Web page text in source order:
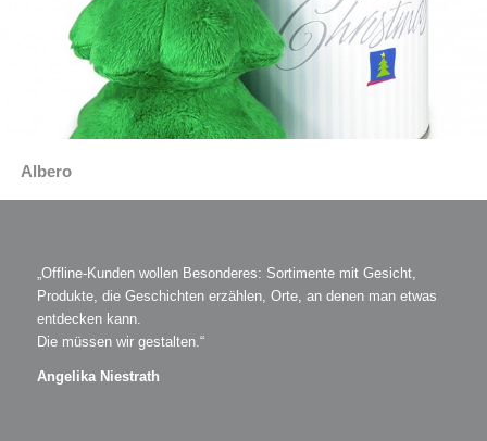
Albero
„Offline-Kunden wollen Besonderes: Sortimente mit Gesicht,
Produkte, die Geschichten erzählen, Orte, an denen man etwas
entdecken kann.
Die müssen wir gestalten.“
Angelika Niestrath